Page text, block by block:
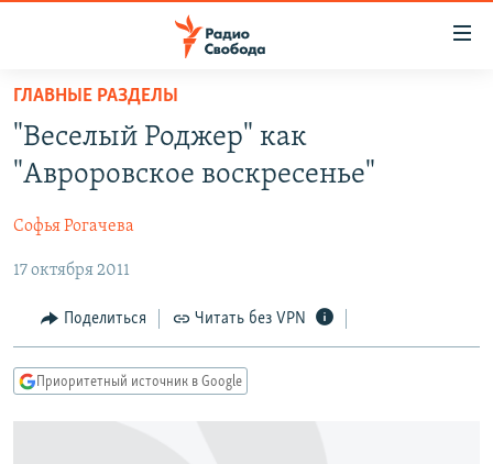
упрощенного
доступа
Вернуться
основному
Вернутся
главной
навигации
Вернутся
ПРОГРАММЫ
ПОДКАСТЫ
АВТОРСКИЕ ПРОЕКТЫ
ЦИТАТЫ СВОБОДЫ
МНЕНИЯ
КУЛЬТУРА
IDEL.РЕАЛИИ
КАВКАЗ.РЕАЛИИ
ГЛАВНЫЕ РАЗДЕЛЫ
"Веселый Роджер" как
"Авроровское воскресенье"
Софья Рогачева
17 октября 2011
Поделиться Читать без VPN
Приоритетный источник в Google